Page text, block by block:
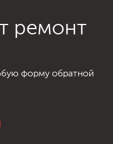
ремонт
форму обратной